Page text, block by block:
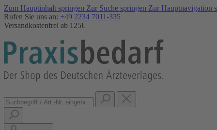
Zum Hauptinhalt springen Zur Suche springen Zur Hauptnavigation
Rufen Sie uns an: +49 2234 7011-335
Versandkostenfrei ab 125€